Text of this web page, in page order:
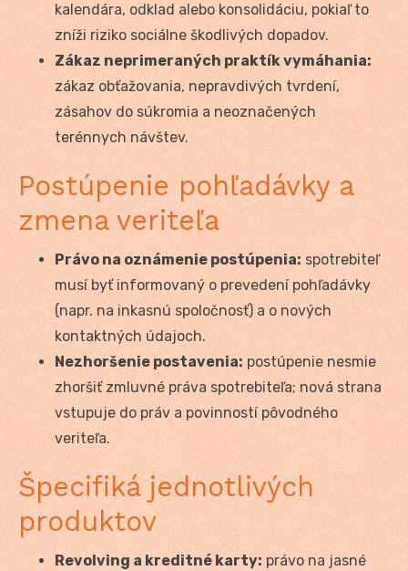
kalendára, odklad alebo konsolidáciu, pokiaľ to
zníži riziko sociálne škodlivých dopadov.
Zákaz neprimeraných praktík vymáhania:
zákaz obťažovania, nepravdivých tvrdení,
zásahov do súkromia a neoznačených
terénnych návštev.
Postúpenie pohľadávky a
zmena veriteľa
Právo na oznámenie postúpenia: spotrebiteľ
musí byť informovaný o prevedení pohľadávky
(napr. na inkasnú spoločnosť) a o nových
kontaktných údajoch.
Nezhoršenie postavenia: postúpenie nesmie
zhoršiť zmluvné práva spotrebiteľa; nová strana
vstupuje do práv a povinností pôvodného
veriteľa.
Špecifiká jednotlivých
produktov
Revolving a kreditné karty: právo na jasné